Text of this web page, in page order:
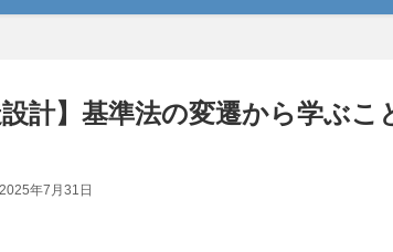
計】基準法の変遷から学ぶこ
2025年7月31日